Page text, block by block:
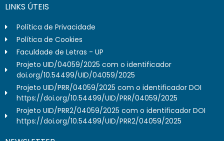
LINKS ÚTEIS
Política de Privacidade
Política de Cookies
Faculdade de Letras - UP
Projeto UID/04059/2025 com o identificador
doi.org/10.54499/UID/04059/2025
Projeto UID/PRR/04059/2025 com o identificador DOI
https://doi.org/10.54499/UID/PRR/04059/2025
Projeto UID/PRR2/04059/2025 com o identificador DOI
https://doi.org/10.54499/UID/PRR2/04059/2025